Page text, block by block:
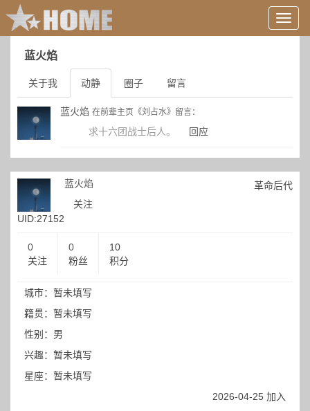
用
户
蓝火焰
关于我 动静 圈子 留言
蓝火焰 在前辈主页《刘占水》留言：
求十六团战士后人。 回应
UID:27152
蓝火焰
关注
革命后代
0
关注
0
粉丝
10
积分
城市：暂未填写
籍贯：暂未填写
性别：男
兴趣：暂未填写
星座：暂未填写
2026-04-25 加入